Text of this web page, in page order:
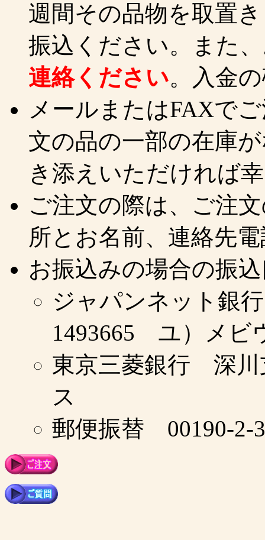
週間その品物を取置
振込ください。また
連絡ください。入金
メールまたはFAXで
文の品の一部の在庫
き添えいただければ
ご注文の際は、ご注
所とお名前、連絡先
お振込みの場合の振
ジャパンネット
1493665 ユ）メビ
東京三菱銀行 深
ス
郵便振替 00190-2-